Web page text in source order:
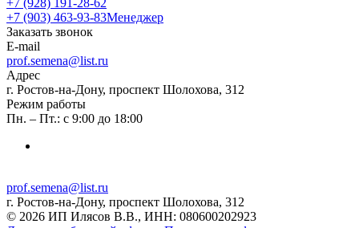
+7 (903) 463-93-83Менеджер
Заказать звонок
E-mail
prof.semena@list.ru
Адрес
г. Ростов-на-Дону, проспект Шолохова, 312
Режим работы
Пн. – Пт.: с 9:00 до 18:00
prof.semena@list.ru
г. Ростов-на-Дону, проспект Шолохова, 312
© 2026 ИП Илясов В.В., ИНН: 080600202923